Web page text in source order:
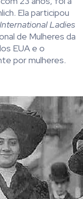
Ela participou
International Ladies
de Mulheres da
EUA e o
por mulheres.